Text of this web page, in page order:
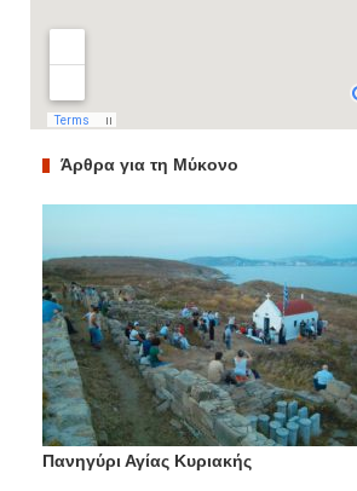
Άρθρα για τη Μύκονο
Πανηγύρι Αγίας Κυριακής